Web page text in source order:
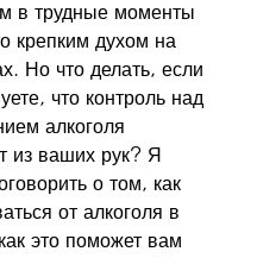
в трудные моменты
крепким духом на
Но что делать, если
что контроль над
алкоголя
из ваших рук? Я
о том, как
от алкоголя в
это поможет вам